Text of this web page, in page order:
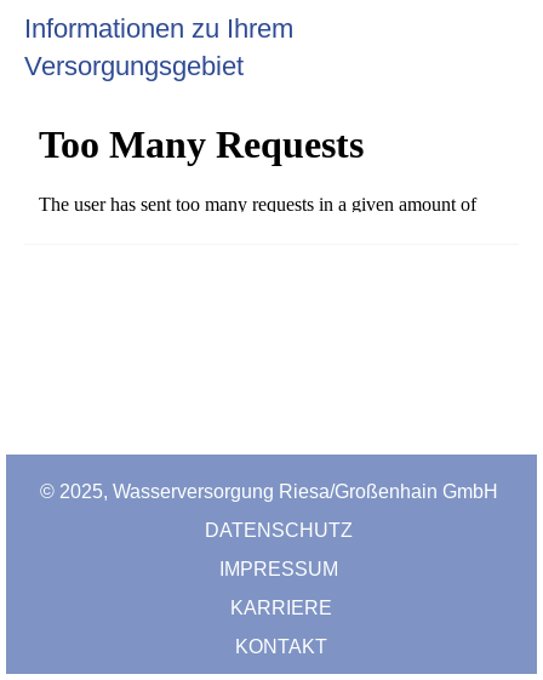
Informationen zu Ihrem
Versorgungsgebiet
© 2025, Wasserversorgung Riesa/Großenhain GmbH
DATENSCHUTZ
IMPRESSUM
KARRIERE
KONTAKT